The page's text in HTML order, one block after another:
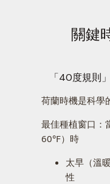
關鍵
「40度規則
荷蘭時機是科學
最佳種植窗口：
60°F）時
太早（溫
性